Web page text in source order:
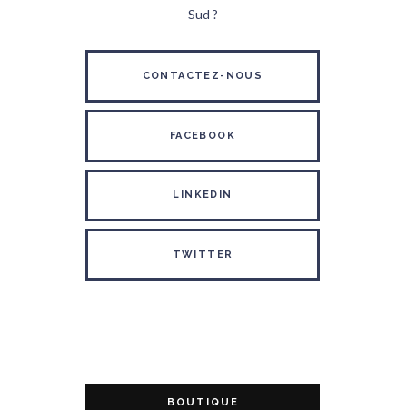
Sud ?
CONTACTEZ-NOUS
FACEBOOK
LINKEDIN
TWITTER
BOUTIQUE